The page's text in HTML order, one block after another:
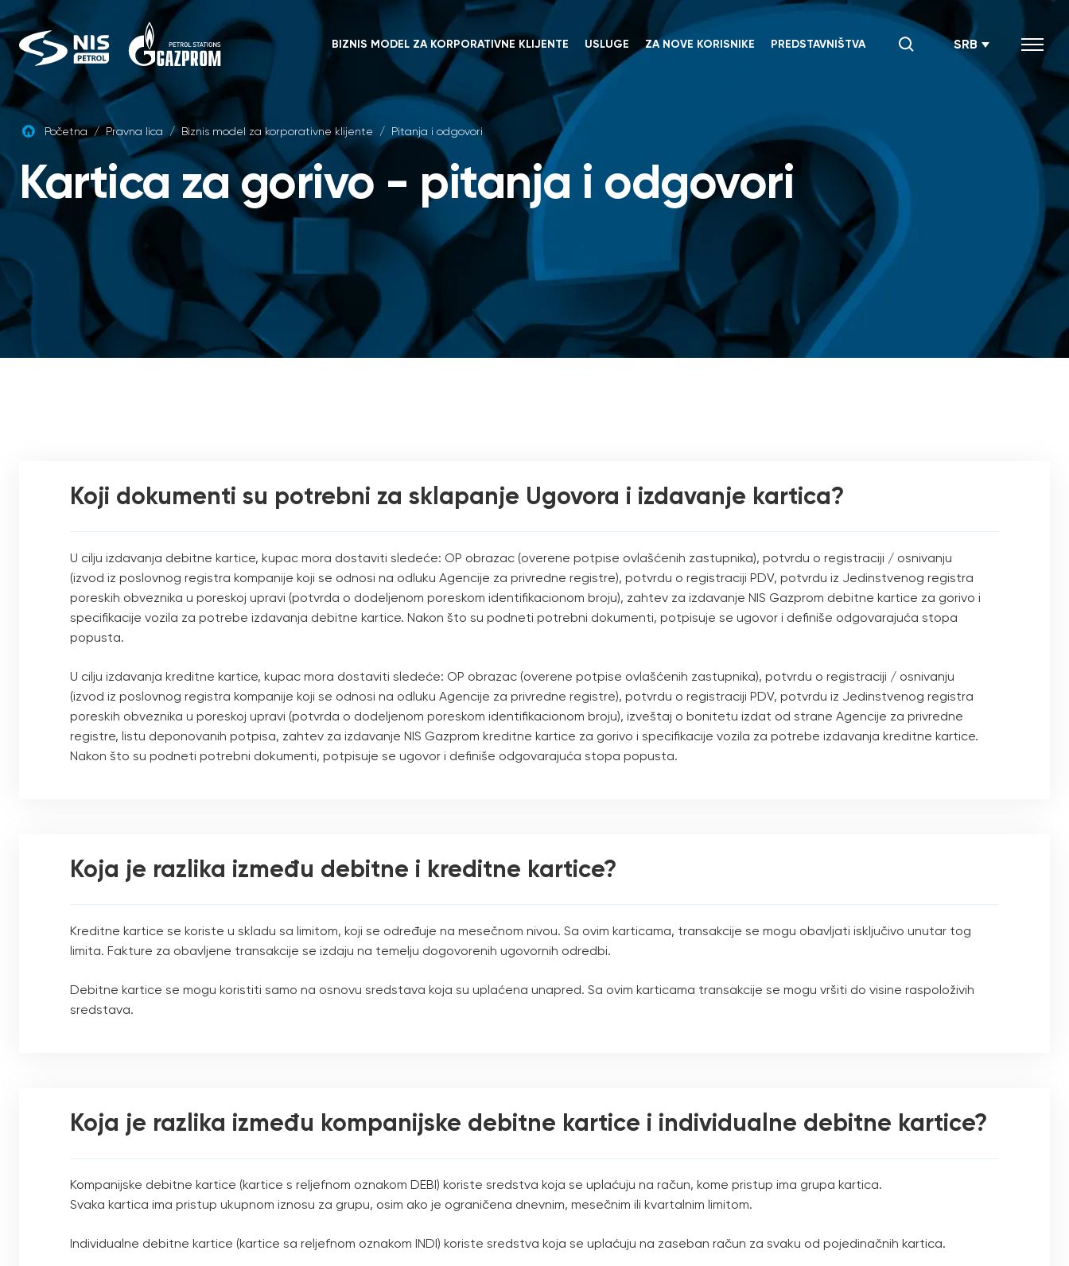
BIZNIS MODEL ZA KORPORATIVNE KLIJENTE USLUGE ZA NOVE KORISNIKE PREDSTAVNIŠTVA
SRB
ENG
Skip
to
content
Početna / Pravna lica / Biznis model za korporativne klijente / Pitanja i odgovori
Kartica za gorivo - pitanja i odgovori
Koji dokumenti su potrebni za sklapanje Ugovora i izdavanje kartica?
U cilju izdavanja debitne kartice, kupac mora dostaviti sledeće: OP obrazac (overene potpise ovlašćenih zastupnika), potvrdu o registraciji / osnivanju
(izvod iz poslovnog registra kompanije koji se odnosi na odluku Agencije za privredne registre), potvrdu o registraciji PDV, potvrdu iz Jedinstvenog registra
poreskih obveznika u poreskoj upravi (potvrda o dodeljenom poreskom identifikacionom broju), zahtev za izdavanje NIS Gazprom debitne kartice za gorivo i
specifikacije vozila za potrebe izdavanja debitne kartice. Nakon što su podneti potrebni dokumenti, potpisuje se ugovor i definiše odgovarajuća stopa
popusta.
U cilju izdavanja kreditne kartice, kupac mora dostaviti sledeće: OP obrazac (overene potpise ovlašćenih zastupnika), potvrdu o registraciji / osnivanju
(izvod iz poslovnog registra kompanije koji se odnosi na odluku Agencije za privredne registre), potvrdu o registraciji PDV, potvrdu iz Jedinstvenog registra
poreskih obveznika u poreskoj upravi (potvrda o dodeljenom poreskom identifikacionom broju), izveštaj o bonitetu izdat od strane Agencije za privredne
registre, listu deponovanih potpisa, zahtev za izdavanje NIS Gazprom kreditne kartice za gorivo i specifikacije vozila za potrebe izdavanja kreditne kartice.
Nakon što su podneti potrebni dokumenti, potpisuje se ugovor i definiše odgovarajuća stopa popusta.
Koja je razlika između debitne i kreditne kartice?
Kreditne kartice se koriste u skladu sa limitom, koji se određuje na mesečnom nivou. Sa ovim karticama, transakcije se mogu obavljati isključivo unutar tog
limita. Fakture za obavljene transakcije se izdaju na temelju dogovorenih ugovornih odredbi.
Debitne kartice se mogu koristiti samo na osnovu sredstava koja su uplaćena unapred. Sa ovim karticama transakcije se mogu vršiti do visine raspoloživih
sredstava.
Koja je razlika između kompanijske debitne kartice i individualne debitne kartice?
Kompanijske debitne kartice (kartice s reljefnom oznakom DEBI) koriste sredstva koja se uplaćuju na račun, kome pristup ima grupa kartica.
Svaka kartica ima pristup ukupnom iznosu za grupu, osim ako je ograničena dnevnim, mesečnim ili kvartalnim limitom.
Individualne debitne kartice (kartice sa reljefnom oznakom INDI) koriste sredstva koja se uplaćuju na zaseban račun za svaku od pojedinačnih kartica.